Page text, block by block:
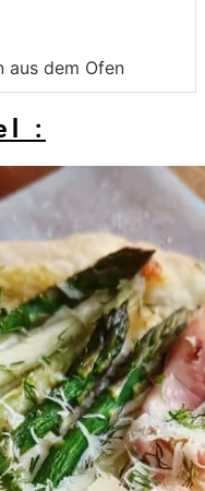
aus dem Ofen
: